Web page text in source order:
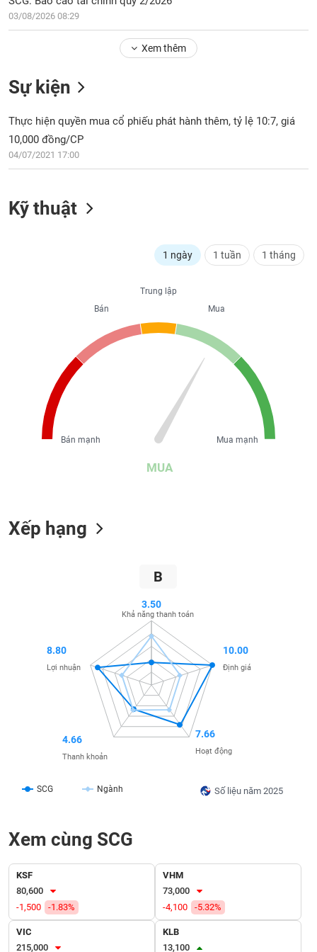
quan
chính
tích
kỹ
thuật
doanh
trường
03/08/2026 08:29
Xem thêm
Sự kiện
Thực hiện quyền mua cổ phiếu phát hành thêm, tỷ lệ 10:7, giá
10,000 đồng/CP
04/07/2021 17:00
Kỹ thuật
1 ngày 1 tuần 1 tháng
MUA
Trung lập
Mua
Mua mạnh
Bán
Bán mạnh
Xếp hạng
B
Số liệu năm 2025
SCG Ngành
3.50
Khả năng thanh toán
10.00
Định giá
7.66
Hoạt động
4.66
Thanh khoản
8.80
Lợi nhuận
Xem cùng SCG
KSF
80,600
-1,500
-1.83%
VHM
73,000
-4,100
-5.32%
VIC
215,000
KLB
13,100
VS-
SECTOR
LƯỢNG
VẬT
LIỆU
DÙNG
KHÔNG
THIẾT
YẾU
DÙNG
THIẾT
KHỎE
NGHỆ
TIN
DỊCH